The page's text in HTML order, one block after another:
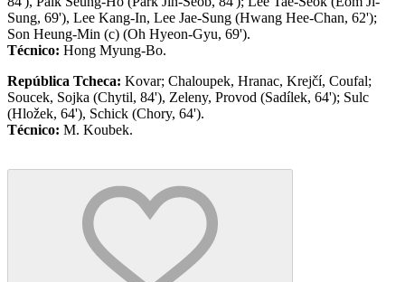
Sung, 69'), Lee Kang-In, Lee Jae-Sung (Hwang Hee-Chan, 62');
Son Heung-Min (c) (Oh Hyeon-Gyu, 69').
Técnico: Hong Myung-Bo.
República Tcheca: Kovar; Chaloupek, Hranac, Krejčí, Coufal;
Soucek, Sojka (Chytil, 84'), Zeleny, Provod (Sadílek, 64'); Sulc
(Hložek, 64'), Schick (Chory, 64').
Técnico: M. Koubek.